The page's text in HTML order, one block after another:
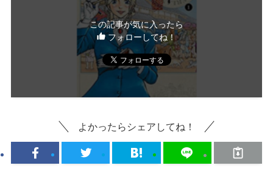
この記事が気に入ったら
フォローしてね！
よかったらシェアしてね！